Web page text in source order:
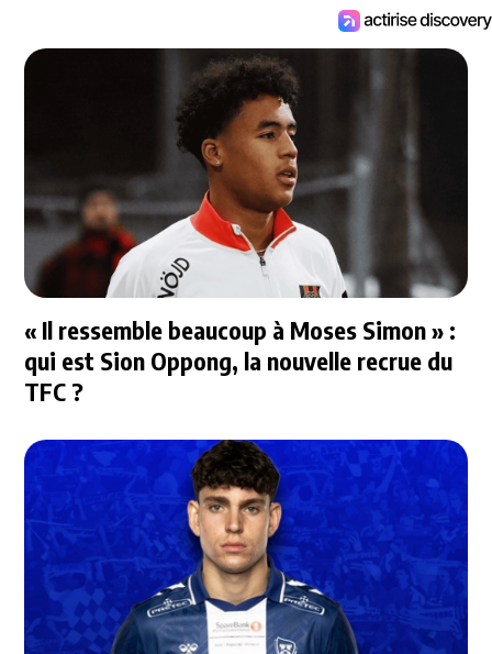
« Il ressemble beaucoup à Moses Simon » :
qui est Sion Oppong, la nouvelle recrue du
TFC ?